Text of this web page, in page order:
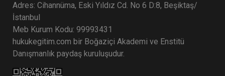
Adres: Cihannüma, Eski Yıldız Cd. No 6 D:8, Beşiktaş/
İstanbul
Meb Kurum Kodu: 99993431
hukukegitim.com bir Boğaziçi Akademi ve Enstitü
Danışmanlık paydaş kuruluşudur.